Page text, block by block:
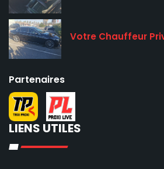
Votre Chauffeur
Partenaires
LIENS UTILES